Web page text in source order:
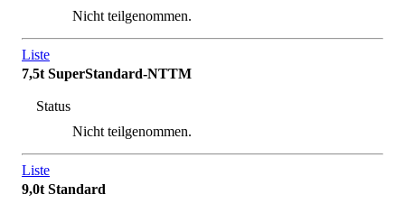
Nicht teilgenommen.
Liste
7,5t SuperStandard-NTTM
Status
Nicht teilgenommen.
Liste
9,0t Standard